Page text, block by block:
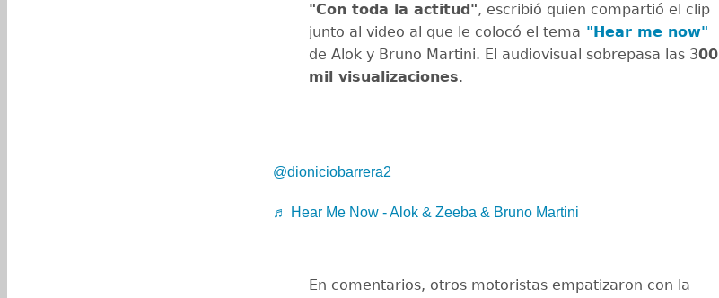
"Con toda la actitud", escribió quien compartió el clip
junto al video al que le colocó el tema "Hear me now"
de Alok y Bruno Martini. El audiovisual sobrepasa las 300
mil visualizaciones.
@dioniciobarrera2
♬ Hear Me Now - Alok & Zeeba & Bruno Martini
En comentarios, otros motoristas empatizaron con la